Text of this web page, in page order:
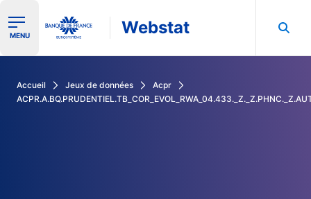
Ouvrir le menu de navigation
MENU Webstat
Accueil Jeux de données
Acpr